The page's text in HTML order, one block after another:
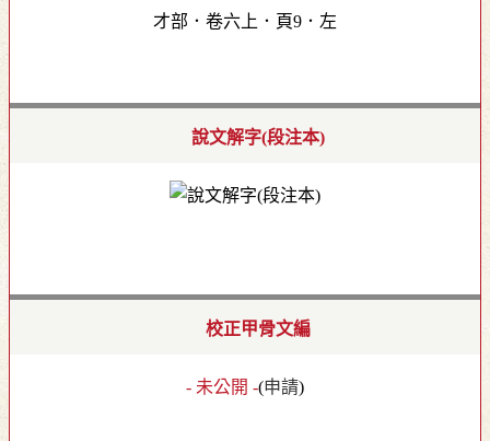
才部．卷六上．頁9．左
說文解字(段注本)
校正甲骨文編
- 未公開 -(申請)